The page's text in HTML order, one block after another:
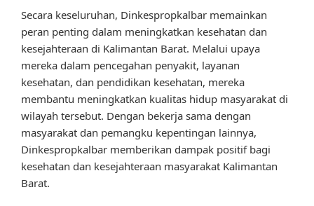
Secara keseluruhan, Dinkespropkalbar memainkan
peran penting dalam meningkatkan kesehatan dan
kesejahteraan di Kalimantan Barat. Melalui upaya
mereka dalam pencegahan penyakit, layanan
kesehatan, dan pendidikan kesehatan, mereka
membantu meningkatkan kualitas hidup masyarakat di
wilayah tersebut. Dengan bekerja sama dengan
masyarakat dan pemangku kepentingan lainnya,
Dinkespropkalbar memberikan dampak positif bagi
kesehatan dan kesejahteraan masyarakat Kalimantan
Barat.